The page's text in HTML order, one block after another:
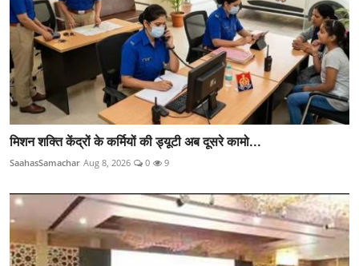
मिशन शक्ति केंद्रों के कर्मियों की ड्यूटी अब दूसरे कामो...
SaahasSamachar Aug 8, 2026 0 9